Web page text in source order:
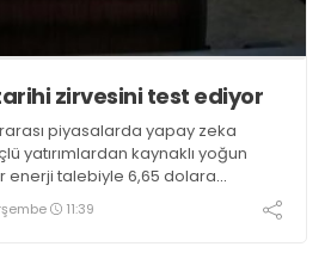
zirvesini test ediyor
piyasalarda yapay zeka
yatırımlardan kaynaklı yoğun
enerji talebiyle 6,65 dolara
test ediyor
11:39